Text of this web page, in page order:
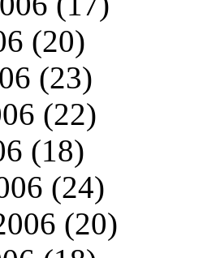
(20)
(23)
(22)
(18)
(24)
(20)